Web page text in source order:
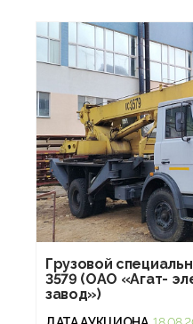
Грузовой
3579 (ОАО «Агат-
завод»)